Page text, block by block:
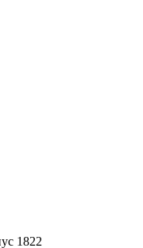
1822